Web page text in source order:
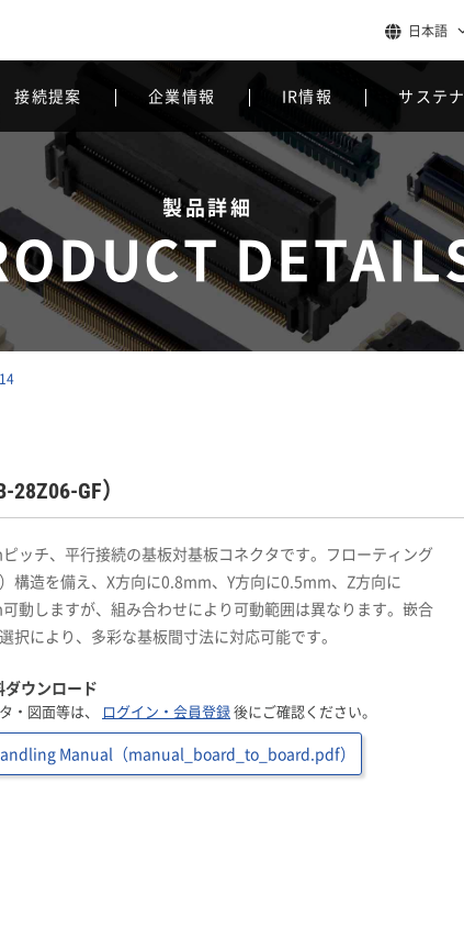
日本語
接続提案 企業情報 IR情報 サステ
製品詳細
GF）
ッチ、平行接続の基板対基板コネクタです。フローティング
）構造を備え、X方向に0.8mm、Y方向に0.5mm、Z方向に
動しますが、組み合わせにより可動範囲は異なります。嵌合
択により、多彩な基板間寸法に対応可能です。
ダウンロード
・図面等は、 ログイン・会員登録後にご確認ください。
Manual（manual_board_to_board.pdf）